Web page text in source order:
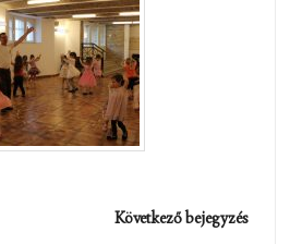
Következő bejegyzés